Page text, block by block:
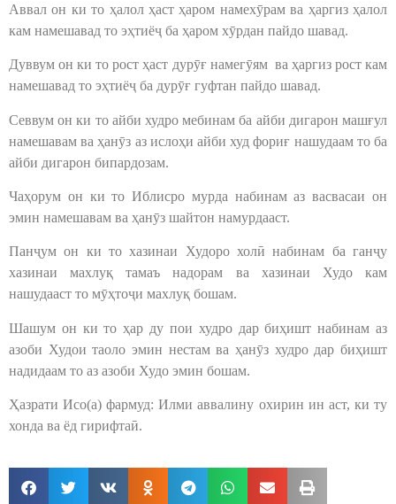
Аввал он ки то ҳалол ҳаст ҳаром намехӯрам ва ҳаргиз ҳалол
кам намешавад то эҳтиёҷ ба ҳаром хӯрдан пайдо шавад.
Дуввум он ки то рост ҳаст дурӯғ намегӯям ва ҳаргиз рост кам
намешавад то эҳтиёҷ ба дурӯғ гуфтан пайдо шавад.
Севвум он ки то айби худро мебинам ба айби дигарон машғул
намешавам ва ҳанӯз аз ислоҳи айби худ фориғ нашудаам то ба
айби дигарон бипардозам.
Чаҳорум он ки то Иблисро мурда набинам аз васвасаи он
эмин намешавам ва ҳанӯз шайтон намурдааст.
Панҷум он ки то хазинаи Худоро холӣ набинам ба ганҷу
хазинаи махлуқ тамаъ надорам ва хазинаи Худо кам
нашудааст то мӯҳтоҷи махлуқ бошам.
Шашум он ки то ҳар ду пои худро дар биҳишт набинам аз
азоби Худои таоло эмин нестам ва ҳанӯз худро дар биҳишт
надидаам то аз азоби Худо эмин бошам.
Ҳазрати Исо(а) фармуд: Илми аввалину охирин ин аст, ки ту
хонда ва ёд гирифтаӣ.